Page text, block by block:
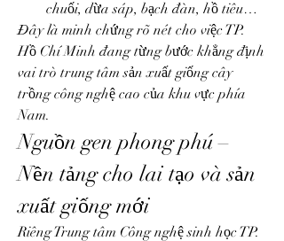
chuối, dừa sáp, bạch đàn, hồ tiêu…
Đây là minh chứng rõ nét cho việc TP.
Hồ Chí Minh đang từng bước khẳng định
vai trò trung tâm sản xuất giống cây
trồng công nghệ cao của khu vực phía
Nam.
Nguồn gen phong phú –
Nền tảng cho lai tạo và sản
xuất giống mới
Riêng Trung tâm Công nghệ sinh học TP.